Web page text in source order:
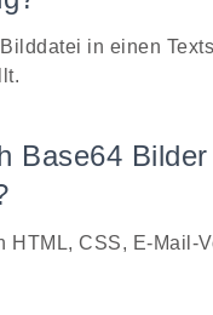
in einen
Base64 Bilder
HTML, CSS, E-Mail-